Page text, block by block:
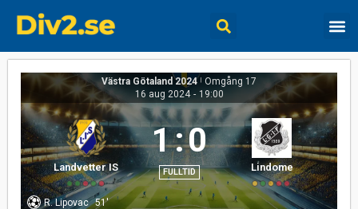
Västra Götaland 2024 | Omgång 17
16 aug 2024 - 19:00
Landvetter IS
1:0
FULLTID Lindome
R. Lipovac 51'